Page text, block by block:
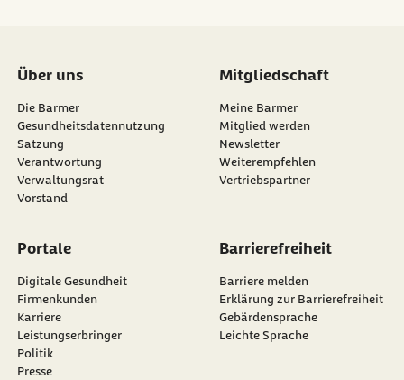
Über uns
Die Barmer
Gesundheitsdatennutzung
Satzung
Verantwortung
Verwaltungsrat
Vorstand
Mitgliedschaft
Meine Barmer
Mitglied werden
Newsletter
externer Link:
Weiterempfehlen
Vertriebspartner
Portale
Digitale Gesundheit
Firmenkunden
Karriere
Leistungserbringer
Politik
Presse
Barrierefreiheit
Barriere melden
Erklärung zur Barrierefreiheit
Gebärdensprache
Leichte Sprache